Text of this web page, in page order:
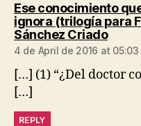
Ese conocimiento
ignora (trilogía para
Sánchez Criadosays:
4 de April de 2016 at 05:03
[…] (1) “¿Del doctor
[…]
REPLY